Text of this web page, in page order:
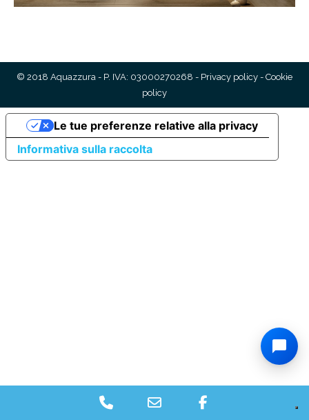
© 2018 Aquazzura - P. IVA: 03000270268 - Privacy policy - Cookie
policy
Phone
Informativa sulla raccolta
Le tue preferenze relative alla privacy